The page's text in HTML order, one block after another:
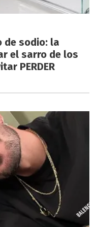
de sodio: la
el sarro de los
PERDER